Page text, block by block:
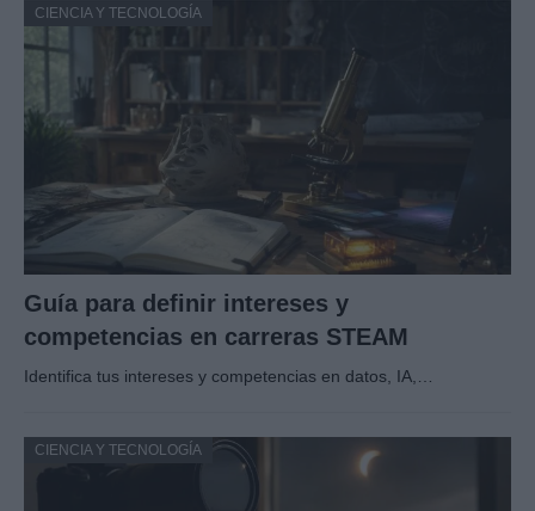
CIENCIA Y TECNOLOGÍA
Guía para definir intereses y
competencias en carreras STEAM
Identifica tus intereses y competencias en datos, IA,…
CIENCIA Y TECNOLOGÍA